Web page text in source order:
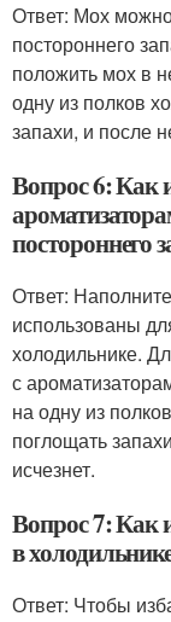
Ответ: Мох
постороннего
положить мох в
одну из полков
запахи, и после
Вопрос 6: Как
постороннего
Ответ:
использованы
холодильнике.
с
на одну из
поглощать
исчезнет.
Вопрос 7: Как
в
Ответ: Чтобы